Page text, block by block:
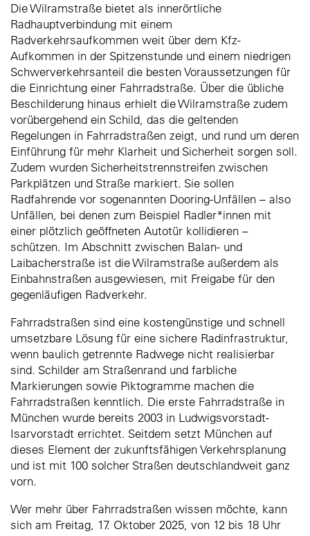
Die Wilramstraße bietet als innerörtliche
Radhauptverbindung mit einem
Radverkehrsaufkommen weit über dem Kfz-
Aufkommen in der Spitzenstunde und einem niedrigen
Schwerverkehrsanteil die besten Voraussetzungen für
die Einrichtung einer Fahrradstraße. Über die übliche
Beschilderung hinaus erhielt die Wilramstraße zudem
vorübergehend ein Schild, das die geltenden
Regelungen in Fahrradstraßen zeigt, und rund um deren
Einführung für mehr Klarheit und Sicherheit sorgen soll.
Zudem wurden Sicherheitstrennstreifen zwischen
Parkplätzen und Straße markiert. Sie sollen
Radfahrende vor sogenannten Dooring-Unfällen – also
Unfällen, bei denen zum Beispiel Radler*innen mit
einer plötzlich geöffneten Autotür kollidieren –
schützen. Im Abschnitt zwischen Balan- und
Laibacherstraße ist die Wilramstraße außerdem als
Einbahnstraßen ausgewiesen, mit Freigabe für den
gegenläufigen Radverkehr.
Fahrradstraßen sind eine kostengünstige und schnell
umsetzbare Lösung für eine sichere Radinfrastruktur,
wenn baulich getrennte Radwege nicht realisierbar
sind. Schilder am Straßenrand und farbliche
Markierungen sowie Piktogramme machen die
Fahrradstraßen kenntlich. Die erste Fahrradstraße in
München wurde bereits 2003 in Ludwigsvorstadt-
Isarvorstadt errichtet. Seitdem setzt München auf
dieses Element der zukunftsfähigen Verkehrsplanung
und ist mit 100 solcher Straßen deutschlandweit ganz
vorn.
Wer mehr über Fahrradstraßen wissen möchte, kann
sich am Freitag, 17. Oktober 2025, von 12 bis 18 Uhr